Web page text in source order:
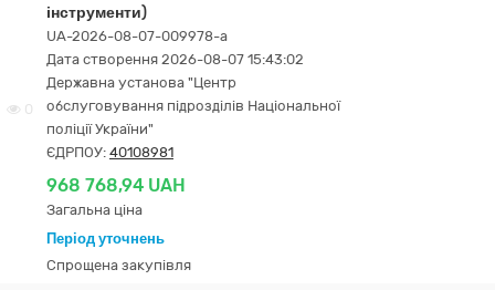
0
інструменти)
UA-2026-08-07-009978-a
Дата створення 2026-08-07 15:43:02
Державна установа "Центр
обслуговування підрозділів Національної
поліції України"
ЄДРПОУ: 40108981
968 768,94 UAH
Загальна ціна
Період уточнень
Спрощена закупівля